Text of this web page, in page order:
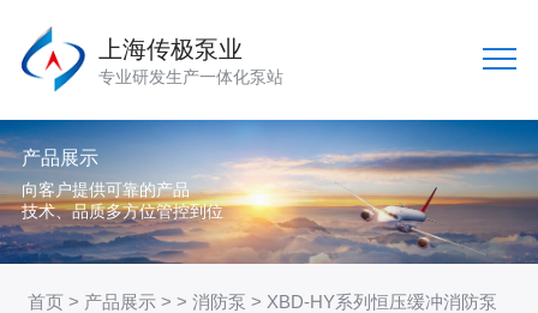
上海传极泵业
专业研发生产一体化泵站
产品展示
向客户提供可靠的产品
技术、品质多方位管控到位
首页 > 产品展示 > >消防泵 > XBD-HY系列恒压缓冲消防泵